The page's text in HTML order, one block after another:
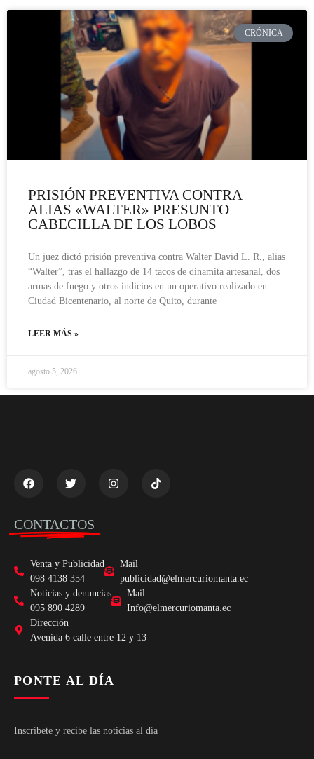
CRÓNICA
PRISIÓN PREVENTIVA CONTRA
ALIAS «WALTER» PRESUNTO
CABECILLA DE LOS LOBOS
Un juez dictó prisión preventiva contra Walter David L. R., alias
“Walter”, tras el hallazgo de 14 tacos de dinamita artesanal, dos
armas de fuego y otros indicios en un operativo realizado en
Ciudad Bicentenario, al norte de Quito, durante
LEER MÁS »
agosto 5, 2026
CONTACTOS
Venta y Publicidad
098 4138 354
Mail
publicidad@elmercuriomanta.ec
Noticias y denuncias
095 890 4289
Mail
Info@elmercuriomanta.ec
Dirección
Avenida 6 calle entre 12 y 13
PONTE AL DÍA
Inscríbete y recibe las noticias al día